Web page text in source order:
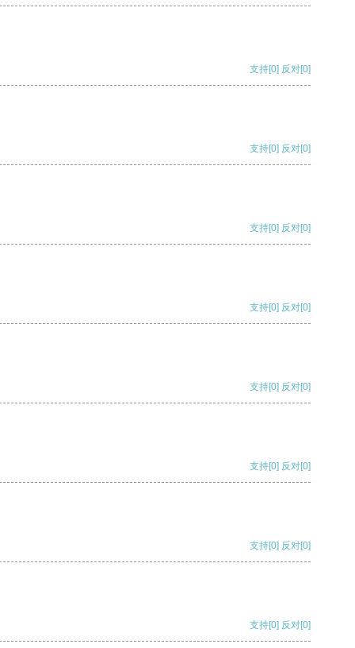
支持[0] 反对[0]
支持[0] 反对[0]
支持[0] 反对[0]
支持[0] 反对[0]
支持[0] 反对[0]
支持[0] 反对[0]
支持[0] 反对[0]
支持[0] 反对[0]